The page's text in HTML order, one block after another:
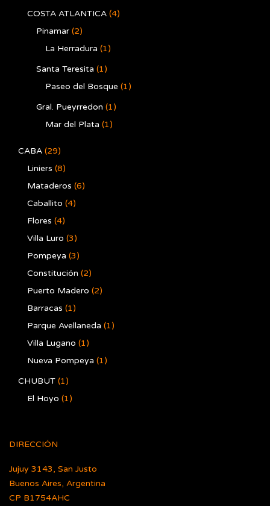
COSTA ATLANTICA (4)
Pinamar (2)
La Herradura (1)
Santa Teresita (1)
Paseo del Bosque (1)
Gral. Pueyrredon (1)
Mar del Plata (1)
CABA (29)
Liniers (8)
Mataderos (6)
Caballito (4)
Flores (4)
Villa Luro (3)
Pompeya (3)
Constitución (2)
Puerto Madero (2)
Barracas (1)
Parque Avellaneda (1)
Villa Lugano (1)
Nueva Pompeya (1)
CHUBUT (1)
El Hoyo (1)
DIRECCIÓN
Jujuy 3143, San Justo
Buenos Aires, Argentina
CP B1754AHC